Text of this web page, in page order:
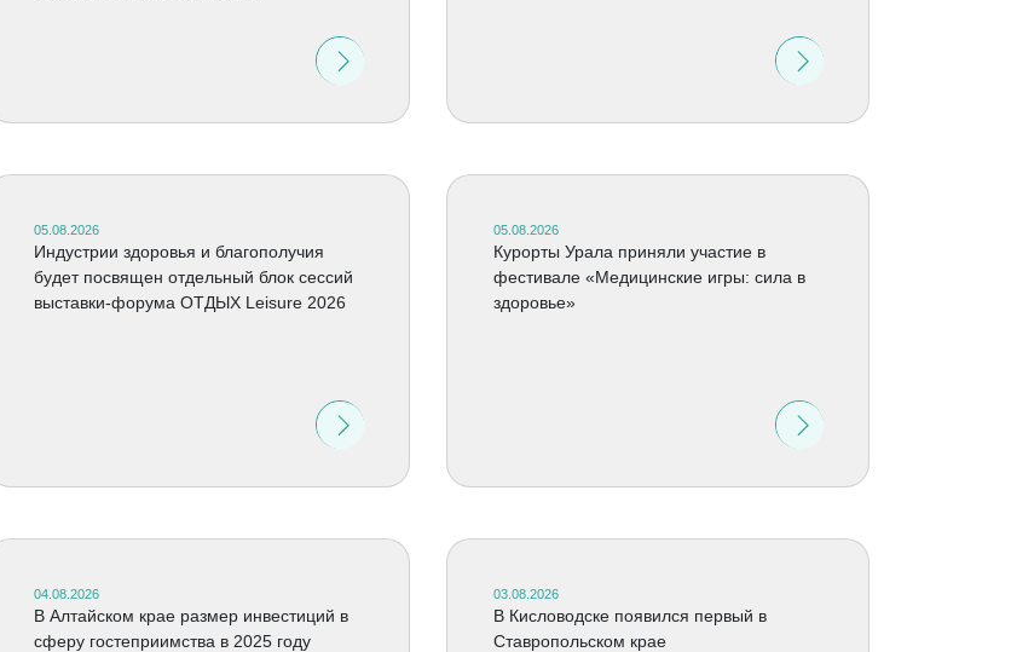
05.08.2026
Индустрии здоровья и благополучия
будет посвящен отдельный блок сессий
выставки-форума ОТДЫХ Leisure 2026
05.08.2026
Курорты Урала приняли участие в
фестивале «Медицинские игры: сила в
здоровье»
04.08.2026
В Алтайском крае размер инвестиций в
сферу гостеприимства в 2025 году
03.08.2026
В Кисловодске появился первый в
Ставропольском крае